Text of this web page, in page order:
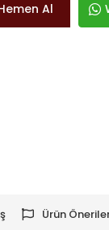
Al
Ürün